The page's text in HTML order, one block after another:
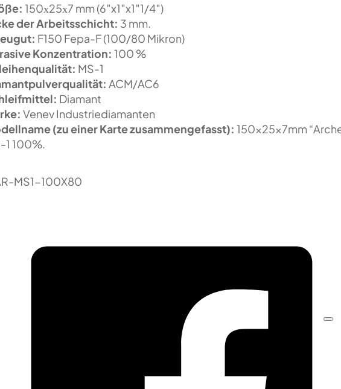
150х25х7 mm (6″x1″x1″1/4″)
der Arbeitsschicht: 3 mm.
F150 Fepa-F (100/80 Mikron)
Konzentration: 100 %
MS-1
ACM/AC6
Diamant
Venev Industriediamanten
(zu einer Karte zusammengefasst): 150x25x7mm
1 100%.
MS1-100X80